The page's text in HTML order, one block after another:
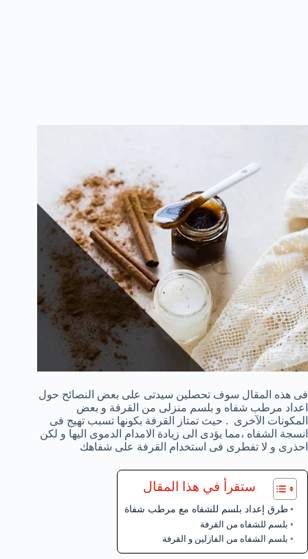
فى هذه المقال سوف تحصلين سيدتى على بعض النصائح حول
اعداد مرطب شفاه و بلسم منزلى من القرفة و بعض
المكونات الآخرى . حيث تمتاز القرفة بكونها تسبب تهيج فى
انسجة الشفاه ،مما يؤدى الى زيادة الامدام الدموى اليها و لكن
احذرى و لا تفطرى فى استخدام القرفة على شفاهك
ستقرأ في هذا المقال
طرق إعداد بلسم للشفاه مع مرطب شفاة
بلسم للشفاه من القرفة
بلسم الشفاه من الفازلين و القرفة